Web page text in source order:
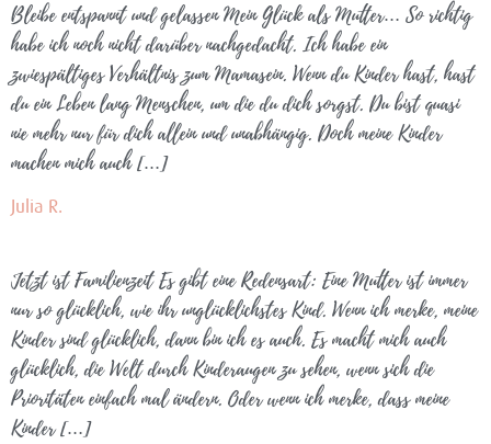
Bleibe entspannt und gelassen Mein Glück als Mutter… So richtig
habe ich noch nicht darüber nachgedacht. Ich habe ein
zwiespältiges Verhältnis zum Mamasein. Wenn du Kinder hast, hast
du ein Leben lang Menschen, um die du dich sorgst. Du bist quasi
nie mehr nur für dich allein und unabhängig. Doch meine Kinder
machen mich auch […]
Julia R.
Jetzt ist Familienzeit Es gibt eine Redensart: Eine Mutter ist immer
nur so glücklich, wie ihr unglücklichstes Kind. Wenn ich merke, meine
Kinder sind glücklich, dann bin ich es auch. Es macht mich auch
glücklich, die Welt durch Kinderaugen zu sehen, wenn sich die
Prioritäten einfach mal ändern. Oder wenn ich merke, dass meine
Kinder […]